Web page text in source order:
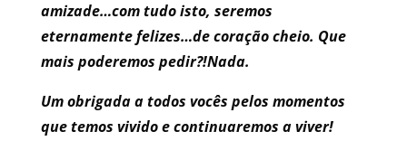
amizade…com tudo isto, seremos
eternamente felizes…de coração cheio. Que
mais poderemos pedir?!Nada.
Um obrigada a todos vocês pelos momentos
que temos vivido e continuaremos a viver!